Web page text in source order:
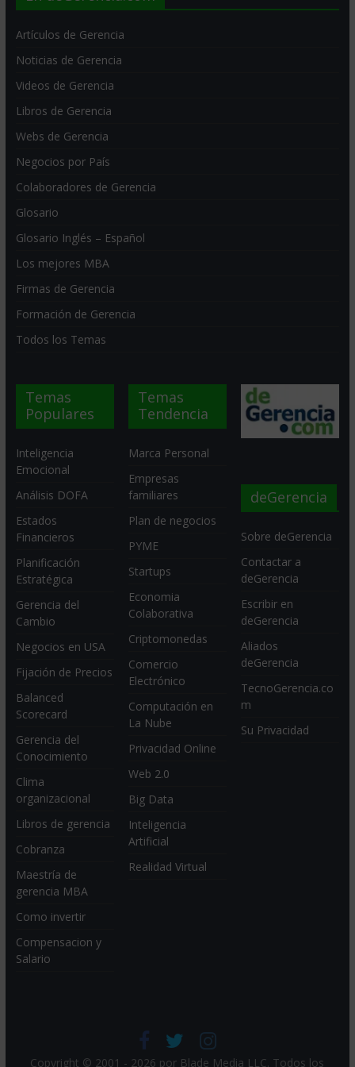
Artículos de Gerencia
Noticias de Gerencia
Videos de Gerencia
Libros de Gerencia
Webs de Gerencia
Negocios por País
Colaboradores de Gerencia
Glosario
Glosario Inglés – Español
Los mejores MBA
Firmas de Gerencia
Formación de Gerencia
Todos los Temas
Temas
Populares
Inteligencia
Emocional
Análisis DOFA
Estados
Financieros
Planificación
Estratégica
Gerencia del
Cambio
Negocios en USA
Fijación de Precios
Balanced
Scorecard
Gerencia del
Conocimiento
Clima
organizacional
Libros de gerencia
Cobranza
Maestría de
gerencia MBA
Como invertir
Compensacion y
Salario
Temas
Tendencia
Marca Personal
Empresas
familiares
Plan de negocios
PYME
Startups
Economia
Colaborativa
Criptomonedas
Comercio
Electrónico
Computación en
La Nube
Privacidad Online
Web 2.0
Big Data
Inteligencia
Artificial
Realidad Virtual
deGerencia
Sobre deGerencia
Contactar a
deGerencia
Escribir en
deGerencia
Aliados
deGerencia
TecnoGerencia.co
m
Su Privacidad
Copyright © 2001 - 2026 por Blade Media LLC. Todos los